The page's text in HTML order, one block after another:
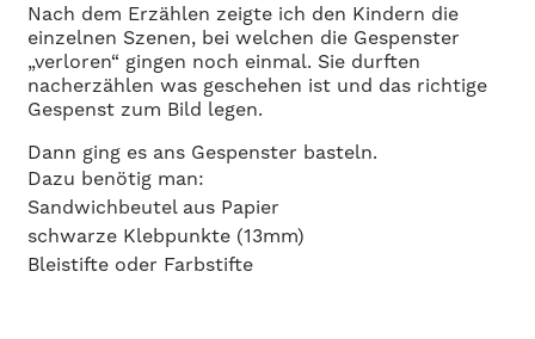
Nach dem Erzählen zeigte ich den Kindern die
einzelnen Szenen, bei welchen die Gespenster
„verloren“ gingen noch einmal. Sie durften
nacherzählen was geschehen ist und das richtige
Gespenst zum Bild legen.
Dann ging es ans Gespenster basteln.
Dazu benötig man:
Sandwichbeutel aus Papier
schwarze Klebpunkte (13mm)
Bleistifte oder Farbstifte